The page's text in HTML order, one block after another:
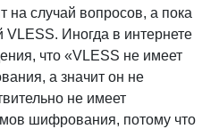
на случай вопросов, а пока
Иногда в интернете
что «VLESS не имеет
а значит он не
не имеет
шифрования, потому что